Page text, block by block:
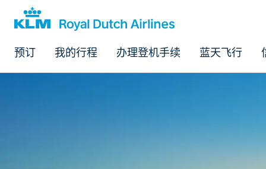
预订 我的行程 办理登机手续 蓝天飞行